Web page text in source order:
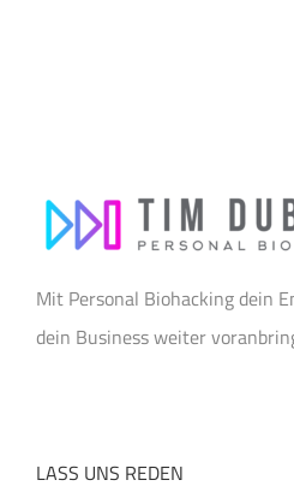
Mit Personal Biohacking dein
dein Business weiter
LASS UNS REDEN